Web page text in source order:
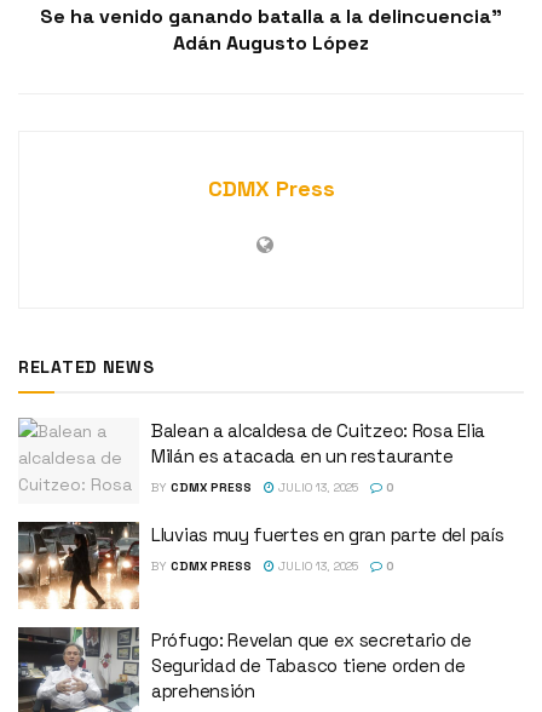
Se ha venido ganando batalla a la delincuencia”
Adán Augusto López
CDMX Press
RELATED NEWS
Balean a alcaldesa de Cuitzeo: Rosa Elia
Milán es atacada en un restaurante
BY CDMX PRESS JULIO 13, 2025 0
Lluvias muy fuertes en gran parte del país
BY CDMX PRESS JULIO 13, 2025 0
Prófugo: Revelan que ex secretario de
Seguridad de Tabasco tiene orden de
aprehensión